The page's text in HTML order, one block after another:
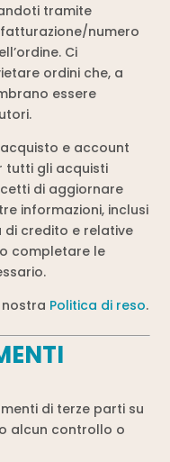
tramite
fatturazione/numero
Ci
ordini che, a
essere
e account
tutti gli acquisti
di aggiornare
informazioni, inclusi
di credito e relative
completare le
Politica di reso.
di terze parti su
alcun controllo o